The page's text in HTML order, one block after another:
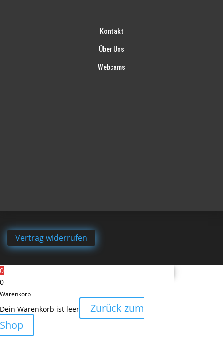
Kontakt
Über Uns
Webcams
Vertrag widerrufen
0
0
Warenkorb
Dein Warenkorb ist leer
Zurück zum
Shop